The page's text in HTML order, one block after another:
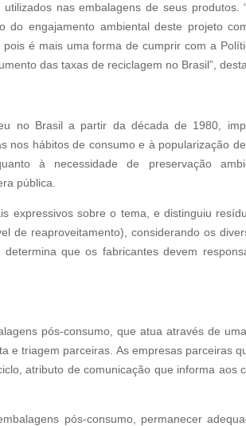
nas embalagens de seus produtos.
do engajamento ambiental deste projeto
é mais uma forma de cumprir com a
das taxas de reciclagem no Brasil”,
no Brasil a partir da década de 1980,
nos hábitos de consumo e à popularização
à necessidade de preservação
pública.
expressivos sobre o tema, e distinguiu
de reaproveitamento), considerando os
que os fabricantes devem
pós-consumo, que atua através de
e triagem parceiras. As empresas parceiras
atributo de comunicação que informa aos
pós-consumo, permanecer